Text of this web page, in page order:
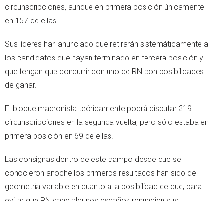
circunscripciones, aunque en primera posición únicamente
en 157 de ellas.
Sus líderes han anunciado que retirarán sistemáticamente a
los candidatos que hayan terminado en tercera posición y
que tengan que concurrir con uno de RN con posibilidades
de ganar.
El bloque macronista teóricamente podrá disputar 319
circunscripciones en la segunda vuelta, pero sólo estaba en
primera posición en 69 de ellas.
Las consignas dentro de este campo desde que se
conocieron anoche los primeros resultados han sido de
geometría variable en cuanto a la posibilidad de que, para